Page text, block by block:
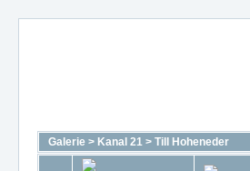
Galerie > Kanal 21 > Till Hoheneder